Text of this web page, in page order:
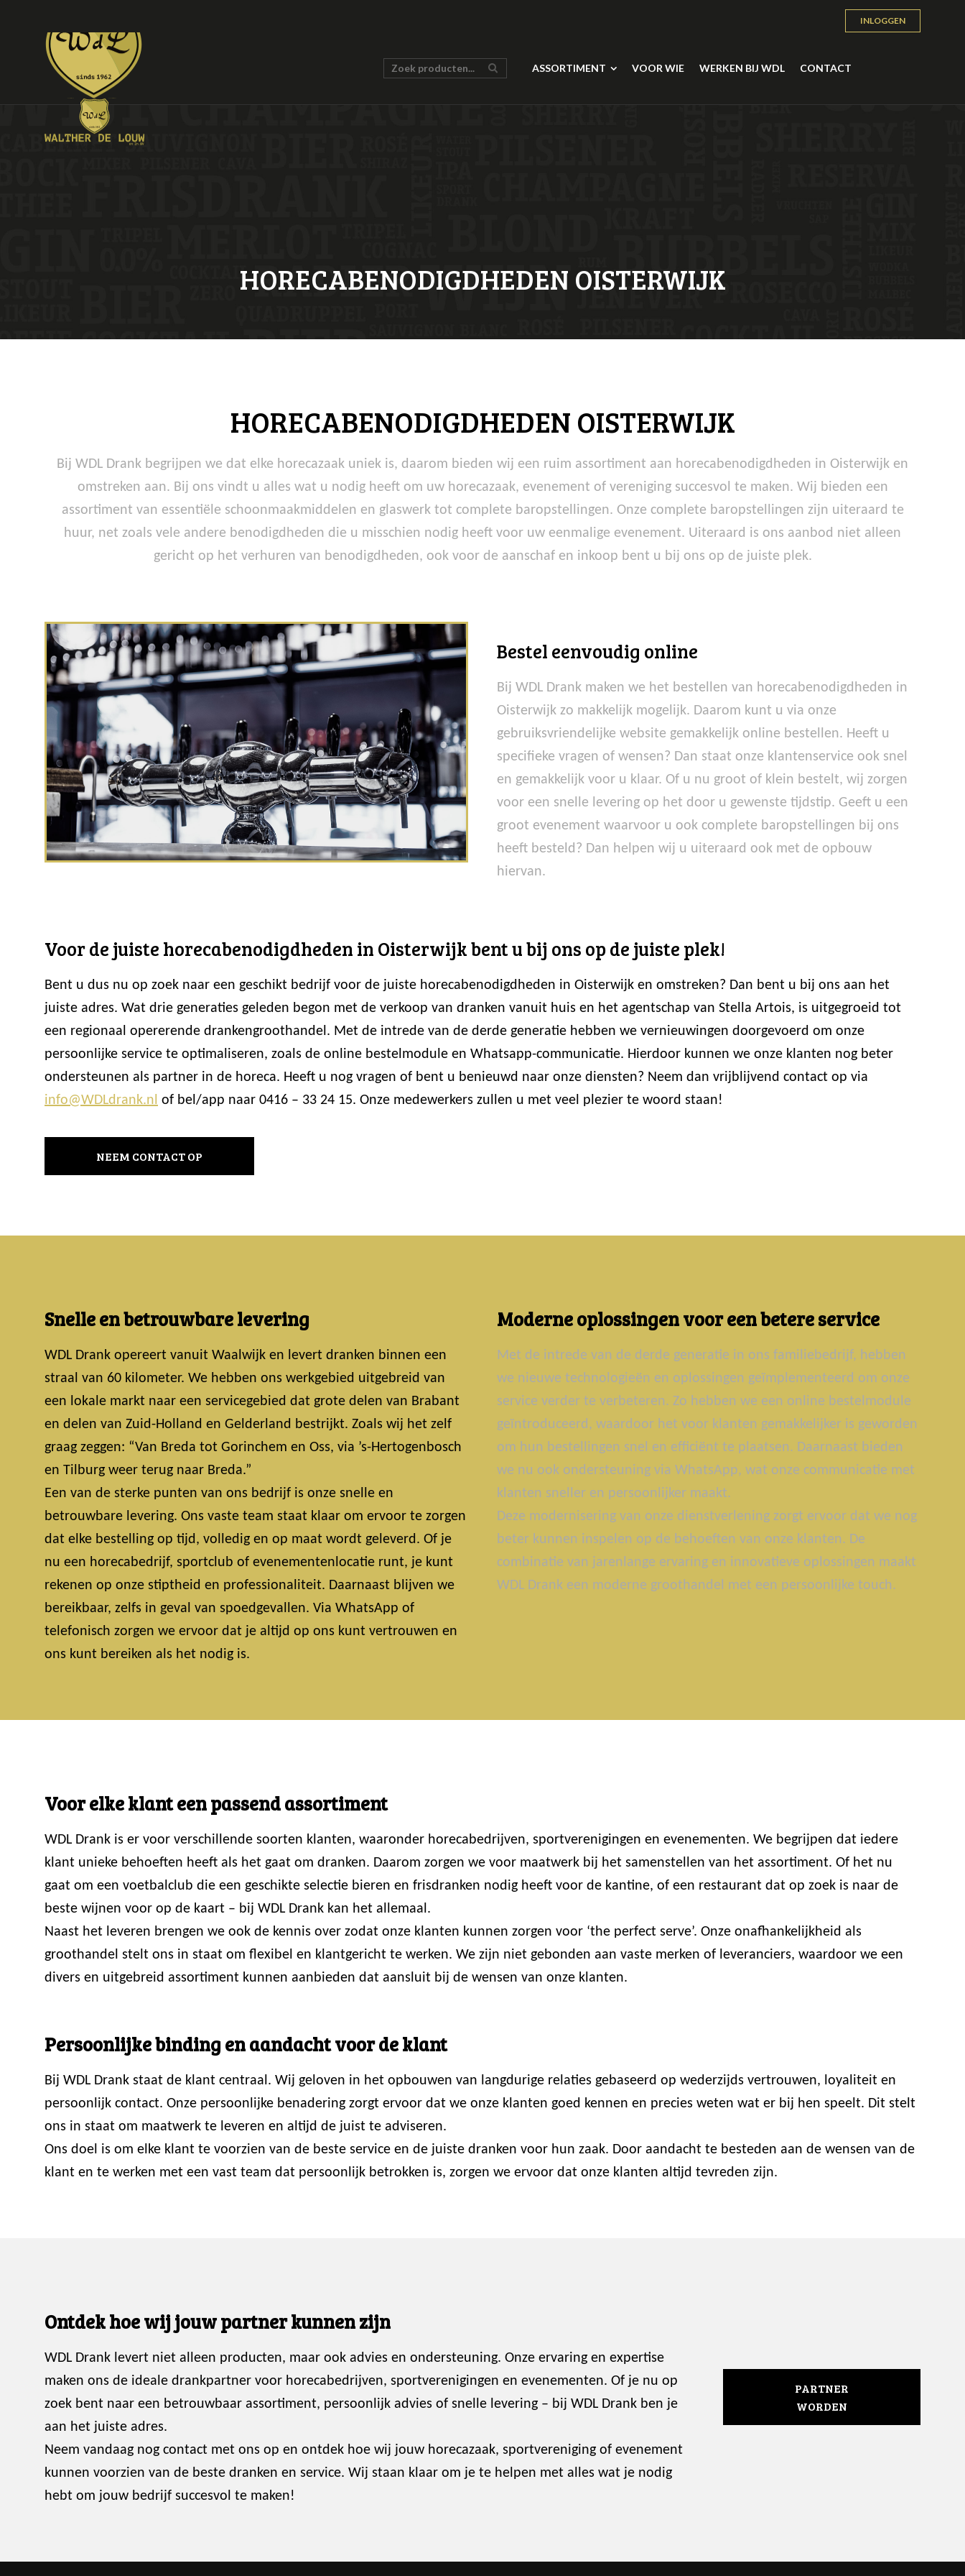
INLOGGEN
ASSORTIMENT VOOR WIE WERKEN BIJ WDL CONTACT
HORECABENODIGDHEDEN OISTERWIJK
HORECABENODIGDHEDEN OISTERWIJK
Bij WDL Drank begrijpen we dat elke horecazaak uniek is, daarom bieden wij een ruim assortiment aan horecabenodigdheden in Oisterwijk en
omstreken aan. Bij ons vindt u alles wat u nodig heeft om uw horecazaak, evenement of vereniging succesvol te maken. Wij bieden een
assortiment van essentiële schoonmaakmiddelen en glaswerk tot complete baropstellingen. Onze complete baropstellingen zijn uiteraard te
huur, net zoals vele andere benodigdheden die u misschien nodig heeft voor uw eenmalige evenement. Uiteraard is ons aanbod niet alleen
gericht op het verhuren van benodigdheden, ook voor de aanschaf en inkoop bent u bij ons op de juiste plek.
Bestel eenvoudig online
Bij WDL Drank maken we het bestellen van horecabenodigdheden in
Oisterwijk zo makkelijk mogelijk. Daarom kunt u via onze
gebruiksvriendelijke website gemakkelijk online bestellen. Heeft u
specifieke vragen of wensen? Dan staat onze klantenservice ook snel
en gemakkelijk voor u klaar. Of u nu groot of klein bestelt, wij zorgen
voor een snelle levering op het door u gewenste tijdstip. Geeft u een
groot evenement waarvoor u ook complete baropstellingen bij ons
heeft besteld? Dan helpen wij u uiteraard ook met de opbouw
hiervan.
Voor de juiste horecabenodigdheden in Oisterwijk bent u bij ons op de juiste plek!
Bent u dus nu op zoek naar een geschikt bedrijf voor de juiste horecabenodigdheden in Oisterwijk en omstreken? Dan bent u bij ons aan het
juiste adres. Wat drie generaties geleden begon met de verkoop van dranken vanuit huis en het agentschap van Stella Artois, is uitgegroeid tot
een regionaal opererende drankengroothandel. Met de intrede van de derde generatie hebben we vernieuwingen doorgevoerd om onze
persoonlijke service te optimaliseren, zoals de online bestelmodule en Whatsapp-communicatie. Hierdoor kunnen we onze klanten nog beter
ondersteunen als partner in de horeca. Heeft u nog vragen of bent u benieuwd naar onze diensten? Neem dan vrijblijvend contact op via
info@WDLdrank.nl of bel/app naar 0416 – 33 24 15. Onze medewerkers zullen u met veel plezier te woord staan!
NEEM CONTACT OP
Snelle en betrouwbare levering
WDL Drank opereert vanuit Waalwijk en levert dranken binnen een
straal van 60 kilometer. We hebben ons werkgebied uitgebreid van
een lokale markt naar een servicegebied dat grote delen van Brabant
en delen van Zuid-Holland en Gelderland bestrijkt. Zoals wij het zelf
graag zeggen: “Van Breda tot Gorinchem en Oss, via ’s-Hertogenbosch
en Tilburg weer terug naar Breda.”
Een van de sterke punten van ons bedrijf is onze snelle en
betrouwbare levering. Ons vaste team staat klaar om ervoor te zorgen
dat elke bestelling op tijd, volledig en op maat wordt geleverd. Of je
nu een horecabedrijf, sportclub of evenementenlocatie runt, je kunt
rekenen op onze stiptheid en professionaliteit. Daarnaast blijven we
bereikbaar, zelfs in geval van spoedgevallen. Via WhatsApp of
telefonisch zorgen we ervoor dat je altijd op ons kunt vertrouwen en
ons kunt bereiken als het nodig is.
Moderne oplossingen voor een betere service
Met de intrede van de derde generatie in ons familiebedrijf, hebben
we nieuwe technologieën en oplossingen geïmplementeerd om onze
service verder te verbeteren. Zo hebben we een online bestelmodule
geïntroduceerd, waardoor het voor klanten gemakkelijker is geworden
om hun bestellingen snel en efficiënt te plaatsen. Daarnaast bieden
we nu ook ondersteuning via WhatsApp, wat onze communicatie met
klanten sneller en persoonlijker maakt.
Deze modernisering van onze dienstverlening zorgt ervoor dat we nog
beter kunnen inspelen op de behoeften van onze klanten. De
combinatie van jarenlange ervaring en innovatieve oplossingen maakt
WDL Drank een moderne groothandel met een persoonlijke touch.
Voor elke klant een passend assortiment
WDL Drank is er voor verschillende soorten klanten, waaronder horecabedrijven, sportverenigingen en evenementen. We begrijpen dat iedere
klant unieke behoeften heeft als het gaat om dranken. Daarom zorgen we voor maatwerk bij het samenstellen van het assortiment. Of het nu
gaat om een voetbalclub die een geschikte selectie bieren en frisdranken nodig heeft voor de kantine, of een restaurant dat op zoek is naar de
beste wijnen voor op de kaart – bij WDL Drank kan het allemaal.
Naast het leveren brengen we ook de kennis over zodat onze klanten kunnen zorgen voor ‘the perfect serve’. Onze onafhankelijkheid als
groothandel stelt ons in staat om flexibel en klantgericht te werken. We zijn niet gebonden aan vaste merken of leveranciers, waardoor we een
divers en uitgebreid assortiment kunnen aanbieden dat aansluit bij de wensen van onze klanten.
Persoonlijke binding en aandacht voor de klant
Bij WDL Drank staat de klant centraal. Wij geloven in het opbouwen van langdurige relaties gebaseerd op wederzijds vertrouwen, loyaliteit en
persoonlijk contact. Onze persoonlijke benadering zorgt ervoor dat we onze klanten goed kennen en precies weten wat er bij hen speelt. Dit stelt
ons in staat om maatwerk te leveren en altijd de juist te adviseren.
Ons doel is om elke klant te voorzien van de beste service en de juiste dranken voor hun zaak. Door aandacht te besteden aan de wensen van de
klant en te werken met een vast team dat persoonlijk betrokken is, zorgen we ervoor dat onze klanten altijd tevreden zijn.
Ontdek hoe wij jouw partner kunnen zijn
WDL Drank levert niet alleen producten, maar ook advies en ondersteuning. Onze ervaring en expertise
maken ons de ideale drankpartner voor horecabedrijven, sportverenigingen en evenementen. Of je nu op
zoek bent naar een betrouwbaar assortiment, persoonlijk advies of snelle levering – bij WDL Drank ben je
aan het juiste adres.
Neem vandaag nog contact met ons op en ontdek hoe wij jouw horecazaak, sportvereniging of evenement
kunnen voorzien van de beste dranken en service. Wij staan klaar om je te helpen met alles wat je nodig
hebt om jouw bedrijf succesvol te maken!
PARTNER
WORDEN